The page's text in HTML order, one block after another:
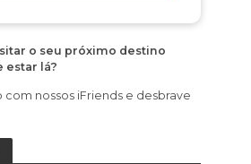
o seu próximo destino
estar lá?
nossos iFriends e desbrave